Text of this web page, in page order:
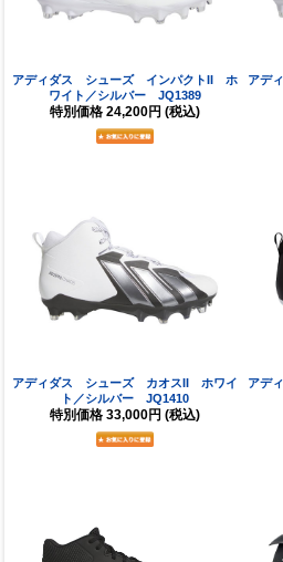
アディダス シューズ インパクトII ホ
ワイト／シルバー JQ1389
特別価格 24,200円 (税込)
アデ
アディダス シューズ カオスII ホワイ
ト／シルバー JQ1410
特別価格 33,000円 (税込)
アデ